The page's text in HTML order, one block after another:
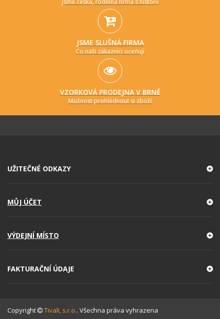
Jsme česká, rodinná firma s historií
JSME SLUŠNÁ FIRMA
Co naši zákazníci oceňují
VZORKOVÁ PRODEJNA V BRNĚ
Možnost prohlédnout si zboží
UŽITEČNÉ ODKAZY
MŮJ ÚČET
VÝDEJNÍ MÍSTO
FAKTURAČNÍ ÚDAJE
Copyright Tivali, s.r.o.. Všechna práva vyhrazena